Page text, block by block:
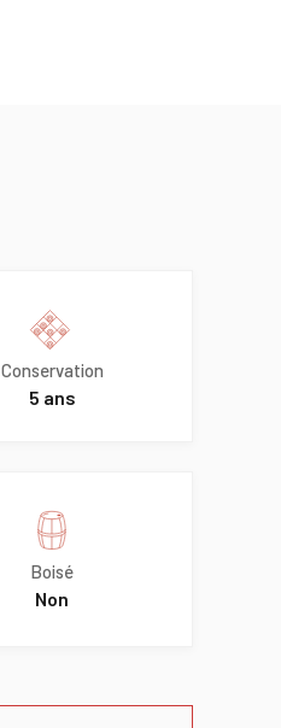
Conservation
5 ans
Boisé
Non